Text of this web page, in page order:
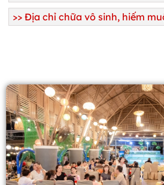
>> Địa chỉ chữa vô sinh, hiếm